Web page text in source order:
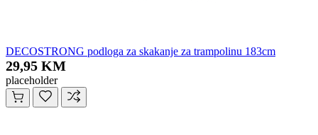
DECOSTRONG podloga za skakanje za trampolinu 183cm
29,95 KM
placeholder